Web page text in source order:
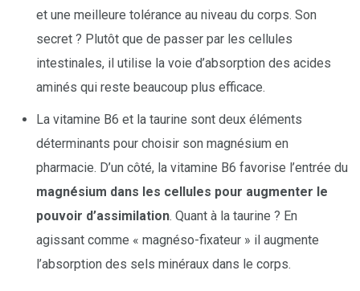
et une meilleure tolérance au niveau du corps. Son
secret ? Plutôt que de passer par les cellules
intestinales, il utilise la voie d’absorption des acides
aminés qui reste beaucoup plus efficace.
La vitamine B6 et la taurine sont deux éléments
déterminants pour choisir son magnésium en
pharmacie. D’un côté, la vitamine B6 favorise l’entrée du
magnésium dans les cellules pour augmenter le
pouvoir d’assimilation. Quant à la taurine ? En
agissant comme « magnéso-fixateur » il augmente
l’absorption des sels minéraux dans le corps.